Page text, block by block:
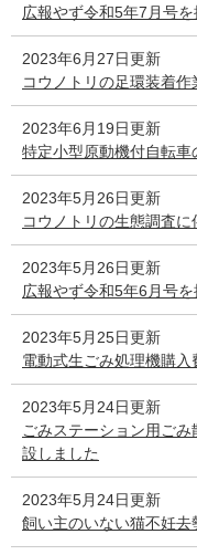
広報やず令和5年7月号
2023年6月27日更新
コウノトリの足環装着作
2023年6月19日更新
特定小型原動機付自転
2023年5月26日更新
コウノトリの生態調査
2023年5月26日更新
広報やず令和5年6月号
2023年5月25日更新
電動式生ごみ処理機購
2023年5月24日更新
ごみステーション用ご
設しました
2023年5月24日更新
飼い主のいない猫不妊